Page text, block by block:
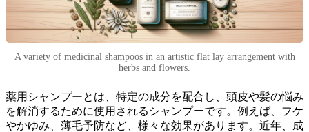
A variety of medicinal shampoos in an artistic flat lay arrangement with
herbs and flowers.
薬用シャンプーとは、特定の成分を配合し、頭皮や髪の悩み
を解消するために使用されるシャンプーです。例えば、フケ
やかゆみ、薄毛予防など、様々な効果があります。近年、成